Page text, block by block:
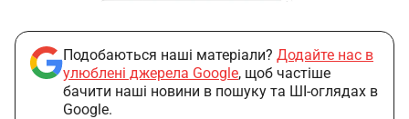
Подобаються наші матеріали? Додайте нас в
улюблені джерела Google, щоб частіше
бачити наші новини в пошуку та ШІ-оглядах в
Google.